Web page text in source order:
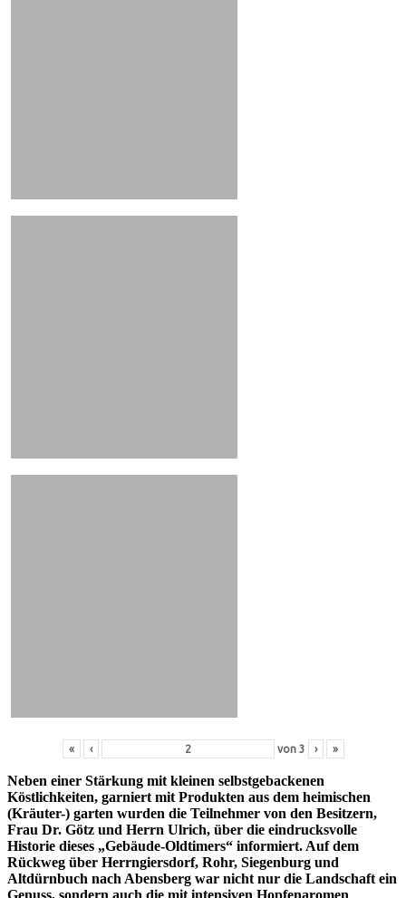
« ‹ von 3 › »
Neben einer Stärkung mit kleinen selbstgebackenen
Köstlichkeiten, garniert mit Produkten aus dem heimischen
(Kräuter-) garten wurden die Teilnehmer von den Besitzern,
Frau Dr. Götz und Herrn Ulrich, über die eindrucksvolle
Historie dieses „Gebäude-Oldtimers“ informiert. Auf dem
Rückweg über Herrngiersdorf, Rohr, Siegenburg und
Altdürnbuch nach Abensberg war nicht nur die Landschaft ein
Genuss, sondern auch die mit intensiven Hopfenaromen